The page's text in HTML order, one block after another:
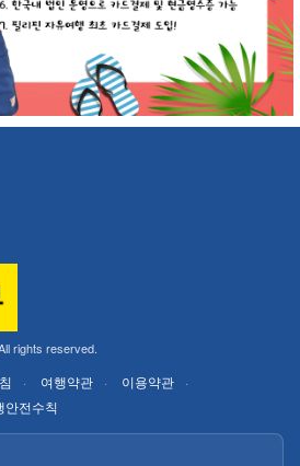
rights reserved.
여행약관
이용약관
안전수칙